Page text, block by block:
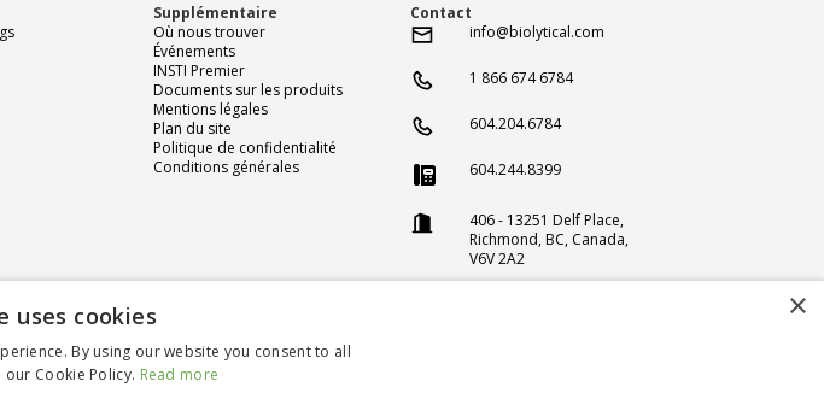
Supplémentaire
Où nous trouver
Événements
INSTI Premier
Documents sur les produits
Mentions légales
Plan du site
Politique de confidentialité
Conditions générales
Contact
info@biolytical.com
1 866 674 6784
604.204.6784
604.244.8399
406 - 13251 Delf Place,
Richmond, BC, Canada,
V6V 2A2
×
uses cookies
By using our website you consent to all
Cookie Policy. Read more